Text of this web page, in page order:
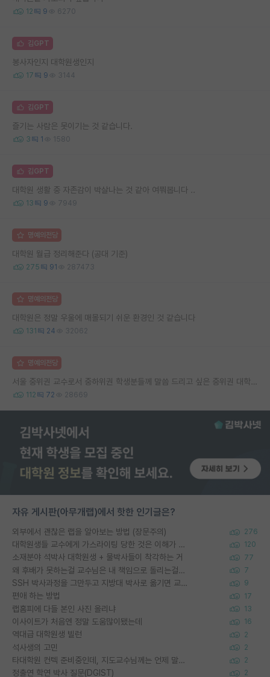
12 9 6270
김GPT
봉사자인지 대학원생인지
17 9 3144
김GPT
즐기는 사람은 못이기는 것 같습니다.
3 1 1580
김GPT
대학원 생활 중 자존감이 박살나는 것 같아 여쭤봅니다 ..
13 9 7949
명예의전당
대학원 월급 정리해준다 (공대 기준)
275 91 287473
명예의전당
대학원은 정말 우울에 매몰되기 쉬운 환경인 것 같습니다
131 24 32062
명예의전당
서울 중위권 교수로서 중하위권 학생분들께 말씀 드리고 싶은 중위권 대학 연구실의 강점
112 72 28669
자유 게시판(아무개랩)에서 핫한 인기글은?
외부에서 괜찮은 랩을 알아보는 방법 (장문주의) 276
대학원생들 교수에게 가스라이팅 당한 것은 이해가 갑니다. 안타깝네요. 120
소재분야 석박사 대학원생 + 물박사들이 착각하는 거 77
왜 후배가 못하는걸 교수님은 내 책임으로 돌리는걸까요? 7
SSH 박사과정을 그만두고 지방대 박사로 옮기면 교수의 꿈은 끝일까요? 9
편애 하는 방법 17
랩홈피에 다들 본인 사진 올리냐 13
이사이트가 처음엔 정말 도움많이됐는데 16
역대급 대학원생 빌런 2
석사생의 고민 2
타대학원 컨텍 준비중인데, 지도교수님께는 언제 말씀드려야 할까요? 2
정출연 학연 박사 질문(DGIST) 2